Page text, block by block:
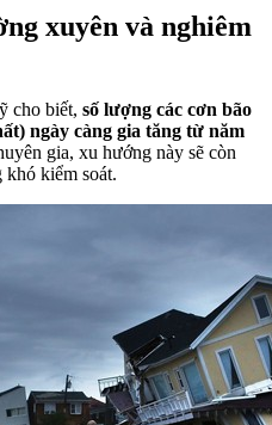
xuyên và nghiêm
cho biết, số lượng các cơn bão
ngày càng gia tăng từ năm
gia, xu hướng này sẽ còn
khó kiểm soát.